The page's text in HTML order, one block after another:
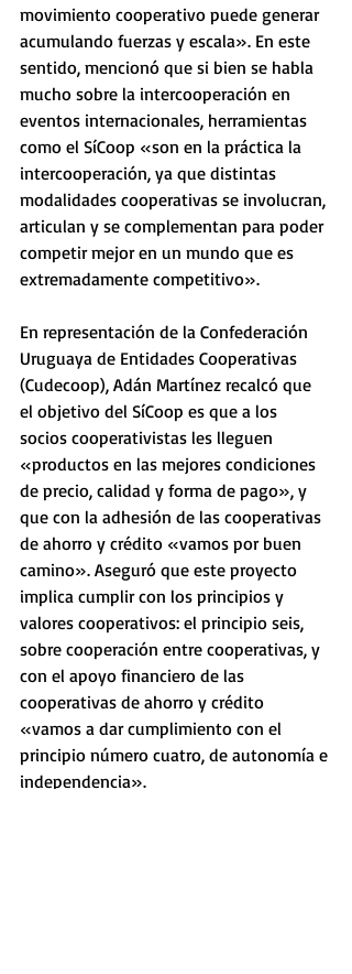
movimiento cooperativo puede generar
acumulando fuerzas y escala». En este
sentido, mencionó que si bien se habla
mucho sobre la intercooperación en
eventos internacionales, herramientas
como el SíCoop «son en la práctica la
intercooperación, ya que distintas
modalidades cooperativas se involucran,
articulan y se complementan para poder
competir mejor en un mundo que es
extremadamente competitivo».
En representación de la Confederación
Uruguaya de Entidades Cooperativas
(Cudecoop), Adán Martínez recalcó que
el objetivo del SíCoop es que a los
socios cooperativistas les lleguen
«productos en las mejores condiciones
de precio, calidad y forma de pago», y
que con la adhesión de las cooperativas
de ahorro y crédito «vamos por buen
camino». Aseguró que este proyecto
implica cumplir con los principios y
valores cooperativos: el principio seis,
sobre cooperación entre cooperativas, y
con el apoyo financiero de las
cooperativas de ahorro y crédito
«vamos a dar cumplimiento con el
principio número cuatro, de autonomía e
independencia».